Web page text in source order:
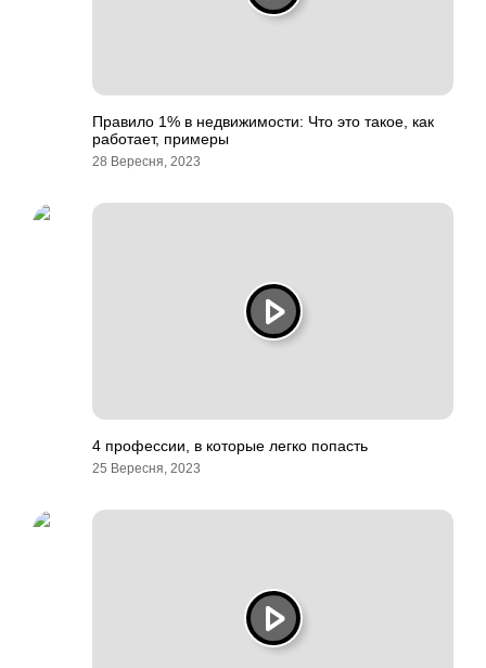
Правило 1% в недвижимости: Что это такое, как
работает, примеры
28 Вересня, 2023
4 профессии, в которые легко попасть
25 Вересня, 2023